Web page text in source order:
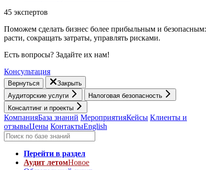
45 экспертов
Поможем сделать бизнес более прибыльным и безопасным:
расти, cокращать затраты, управлять рисками.
Есть вопросы? Задайте их нам!
Консультация
Вернуться
Закрыть
Аудиторские услуги
Налоговая безопасность
Консалтинг и проекты
КомпанияБаза знаний МероприятияКейсы Клиенты и
отзывыЦены КонтактыEnglish
Перейти в раздел
Аудит летомНовое